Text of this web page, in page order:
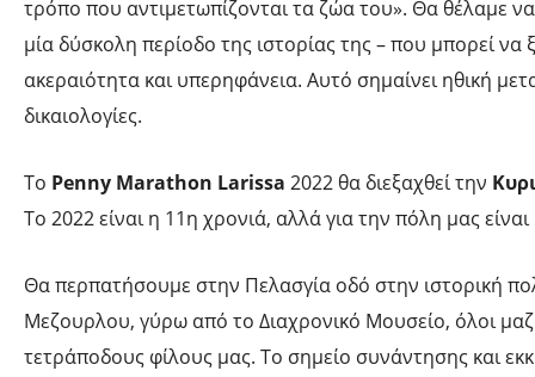
τρόπο που αντιμετωπίζονται τα ζώα του». Θα θέλαμε
μία δύσκολη περίοδο της ιστορίας της – που μπορεί να
ακεραιότητα και υπερηφάνεια. Αυτό σημαίνει ηθική
δικαιολογίες.
Το Penny Marathon Larissa 2022 θα διεξαχθεί την
Το 2022 είναι η 11η χρονιά, αλλά για την πόλη μας
Θα περπατήσουμε στην Πελασγία οδό στην ιστορική
Μεζουρλου, γύρω από το Διαχρονικό Μουσείο, όλοι
τετράποδους φίλους μας. Το σημείο συνάντησης και